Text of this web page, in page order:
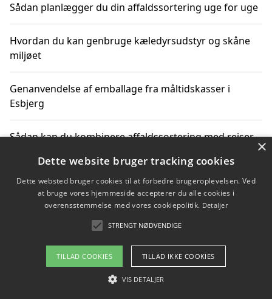
Sådan planlægger du din affaldssortering uge for uge
Hvordan du kan genbruge kæledyrsudstyr og skåne
miljøet
Genanvendelse af emballage fra måltidskasser i
Esbjerg
Sådan kan du kombinere affaldssortering med rejser
Hvordan affaldssortering kan bidrage til co2 reduktion
Om / kontakt
Blog Betingelser
×
Dette website bruger tracking cookies
Dette websted bruger cookies til at forbedre brugeroplevelsen. Ved
at bruge vores hjemmeside accepterer du alle cookies i
overensstemmelse med vores cookiepolitik. Detaljer
STRENGT NØDVENDIGE
TILLAD COOKIES TILLAD IKKE COOKIES
VIS DETALJER